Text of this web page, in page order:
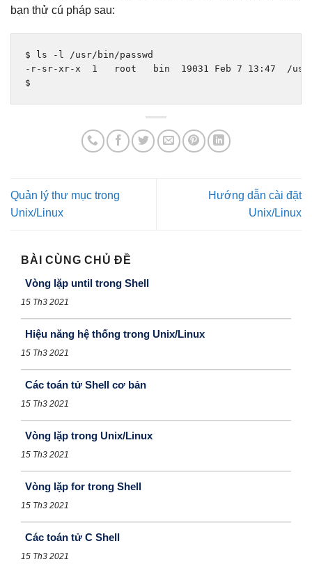
bạn thử cú pháp sau:
$ ls - l /usr/ bin/
- r- sr-xr-x 1
   root   bin
19031 Feb 7 13 : 47 /usr
$
Quản lý thư mục trong
Unix/Linux
Hướng dẫn cài đặt
Unix/Linux
BÀI CÙNG CHỦ ĐỀ
Vòng lặp until trong Shell
15 Th3 2021
Hiệu năng hệ thống trong Unix/Linux
15 Th3 2021
Các toán tử Shell cơ bản
15 Th3 2021
Vòng lặp trong Unix/Linux
15 Th3 2021
Vòng lặp for trong Shell
15 Th3 2021
Các toán tử C Shell
15 Th3 2021